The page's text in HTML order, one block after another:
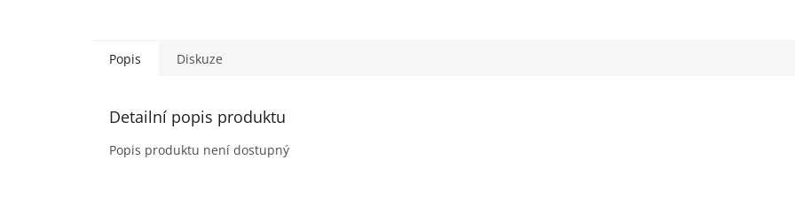
Popis Diskuze
Detailní popis produktu
Popis produktu není dostupný